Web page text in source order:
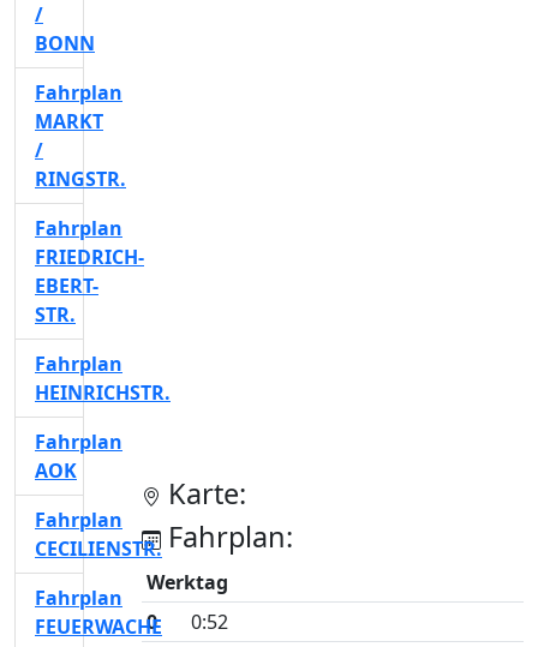
Karte:
Fahrplan:
Werktag
0
0:52
/
BONN
Fahrplan
MARKT
/
RINGSTR.
Fahrplan
FRIEDRICH-
EBERT-
STR.
Fahrplan
HEINRICHSTR.
Fahrplan
AOK
Fahrplan
CECILIENSTR.
Fahrplan
FEUERWACHE